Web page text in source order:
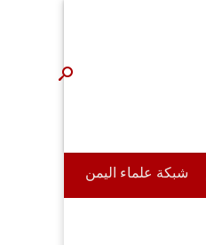
شبكة علماء اليمن